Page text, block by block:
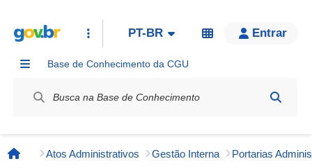
PT-BR Entrar
Base de Conhecimento da CGU
Página inicial
Atos Administrativos Gestão Interna